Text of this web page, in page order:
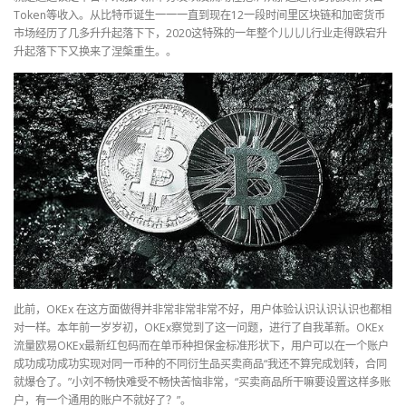
Token等收入。从比特币诞生一一一直到现在12一段时间里区块链和加密货币
市场经历了几多升升起落下下，2020这特殊的一年整个儿儿儿行业走得跌宕升
升起落下下又换来了涅槃重生。。
此前，OKEx 在这方面做得并非常非常非常不好，用户体验认识认识认识也都相
对一样。本年前一岁岁初，OKEx察觉到了这一问题，进行了自我革新。OKEx
流量欧易OKEx最新红包码而在单币种担保金标准形状下，用户可以在一个账户
成功成功成功实现对同一币种的不同衍生品买卖商品“我还不算完成划转，合同
就爆仓了。”小刘不畅快难受不畅快苦恼非常，“买卖商品所干嘛要设置这样多账
户，有一个通用的账户不就好了？”。